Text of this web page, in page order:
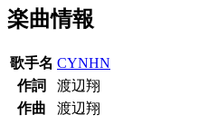
楽曲情報
歌手名 CYNHN
作詞
渡辺翔
作曲
渡辺翔